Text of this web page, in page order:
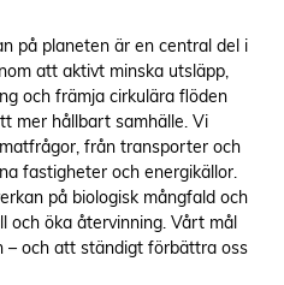
på planeten är en central del i
att aktivt minska utsläpp,
och främja cirkulära flöden
mer hållbart samhälle. Vi
från transporter och
fastigheter och energikällor.
på biologisk mångfald och
och öka återvinning. Vårt mål
– och att ständigt förbättra oss